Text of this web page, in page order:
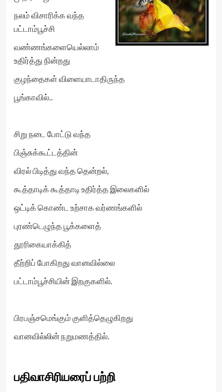
நலம் விசாரிக்க வந்த
பட்டாம்பூச்சி
வண்ணங்களையெல்லாம்
உதிர்த்து நின்றது
குழந்தைகள் விளையாடாதிருந்த
பூங்காவில்..
சிறு நடை போட்டு வந்த
பிஞ்சுக்கூட்டத்தின்
விரல் பிடித்து வந்த தென்றல்,
கூத்தாடிக் கூத்தாடி உதிர்த்த இலைகளில்
ஒட்டிக் கொண்ட உற்சாக வர்ணங்களில்
புரண்டெழுந்த பூக்களைத்
தூரிகையாக்கித்
தீற்றிப் போகிறது வானவில்லை
பட்டாம்பூச்சியின் இறகுகளில்.
பிரபஞ்சமெங்கும் குளித்தெழுகிறது
வானவில்லின் நறுமணத்தில்.
பதிவாசிரியரைப் பற்றி